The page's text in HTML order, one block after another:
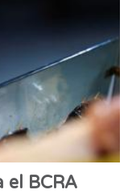
el BCRA